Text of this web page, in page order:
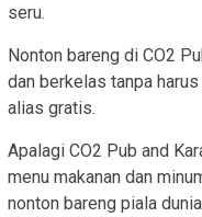
seru.
Nonton bareng di CO2
dan berkelas tanpa
alias gratis.
Apalagi CO2 Pub and
menu makanan dan
nonton bareng piala